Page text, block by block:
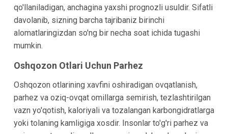
qo'llaniladigan, anchagina yaxshi prognozli usuldir. Sifatli
davolanib, sizning barcha tajribaniz birinchi
alomatlaringizdan so'ng bir necha soat ichida tugashi
mumkin.
Oshqozon Otlari Uchun Parhez
Oshqozon otlarining xavfini oshiradigan ovqatlanish,
parhez va oziq-ovqat omillarga semirish, tezlashtirilgan
vazn yo'qotish, kaloriyali va tozalangan karbongidratlarga
yoki tolaning kamligiga xosdir. Insonlar to'g'ri parhez va